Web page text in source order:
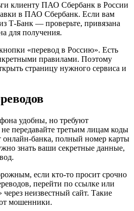
клиенту ПАО Сбербанк в России
в ПАО Сбербанк. Если вам
Т-Банк — проверьте, привязана
для получения.
«перевод в Россию». Есть
правилами. Поэтому
страницу нужного сервиса и
удобны, но требуют
передавайте третьим лицам коды
онлайн-банка, полный номер карты
знать ваши секретные данные,
если кто-то просит срочно
перейти по ссылке или
через неизвестный сайт. Такие
мошенники.